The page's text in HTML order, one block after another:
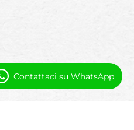
Contattaci su WhatsApp